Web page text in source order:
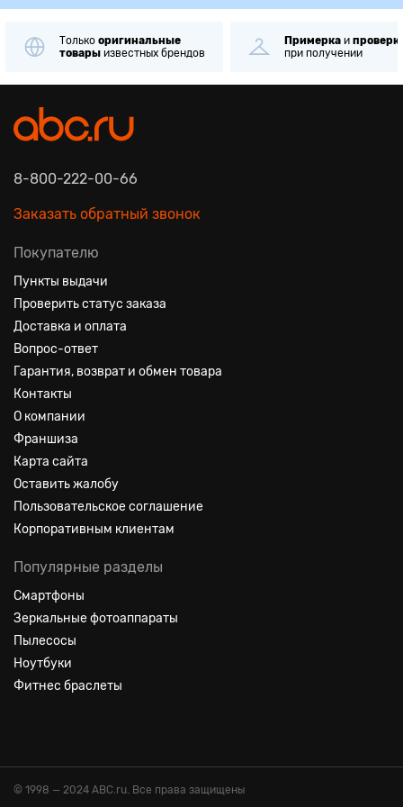
брендов
Примерка
проверка
при получении
через
8-800-222-00-66
Заказать обратный звонок
Покупателю
Пункты выдачи
Проверить статус заказа
Доставка и оплата
Вопрос-ответ
Гарантия, возврат и обмен товара
Контакты
О компании
Франшиза
Карта сайта
Оставить жалобу
Пользовательское соглашение
Корпоративным клиентам
Популярные разделы
Смартфоны
Зеркальные фотоаппараты
Пылесосы
Ноутбуки
Фитнес браслеты
© 1998 — 2024 ABC.ru. Все права защищены